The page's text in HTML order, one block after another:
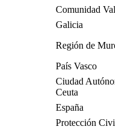
Comunidad
Galicia
Región de
País Vasco
Ciudad
Ceuta
España
Protección